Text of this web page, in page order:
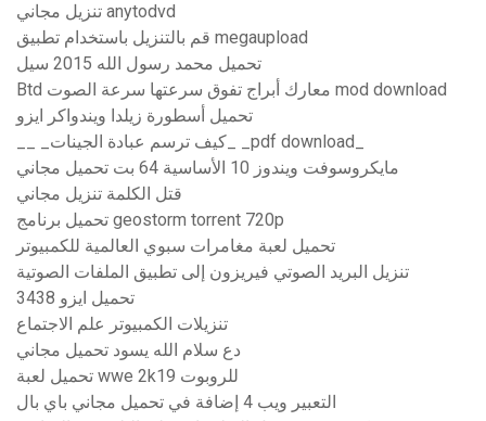
تنزيل مجاني anytodvd
قم بالتنزيل باستخدام تطبيق megaupload
تحميل محمد رسول الله 2015 سيل
Btd معارك أبراج تفوق سرعتها سرعة الصوت mod download
تحميل أسطورة زيلدا ويندواكر ايزو
__ _كيف ترسم عبادة الجينات_ _pdf download_
مايكروسوفت ويندوز 10 الأساسية 64 بت تحميل مجاني
قتل الكلمة تنزيل مجاني
تحميل برنامج geostorm torrent 720p
تحميل لعبة مغامرات سبوي العالمية للكمبيوتر
تنزيل البريد الصوتي فيريزون إلى تطبيق الملفات الصوتية
تحميل ايزو 3438
تنزيلات الكمبيوتر علم الاجتماع
دع سلام الله يسود تحميل مجاني
تحميل لعبة wwe 2k19 للروبوت
التعبير ويب 4 إضافة في تحميل مجاني باي بال